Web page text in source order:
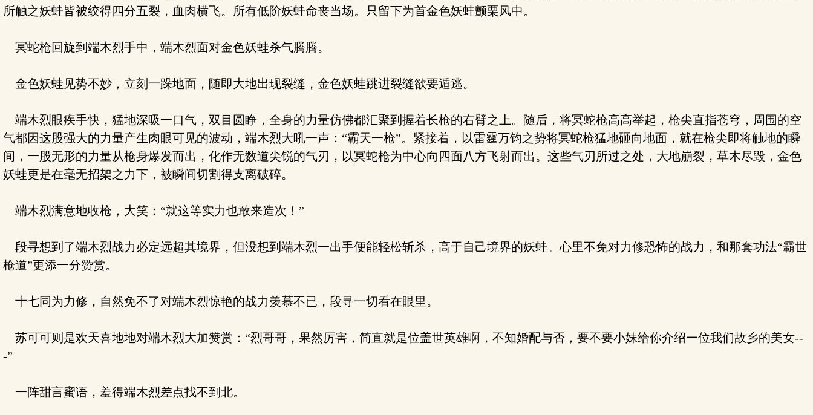
所触之妖蛙皆被绞得四分五裂，血肉横飞。所有低阶妖蛙命丧当场。只留下为首金色妖蛙颤栗风中。
冥蛇枪回旋到端木烈手中，端木烈面对金色妖蛙杀气腾腾。
金色妖蛙见势不妙，立刻一跺地面，随即大地出现裂缝，金色妖蛙跳进裂缝欲要遁逃。
端木烈眼疾手快，猛地深吸一口气，双目圆睁，全身的力量仿佛都汇聚到握着长枪的右臂之上。随后，将冥蛇枪高高举起，枪尖直指苍穹，周围的空
气都因这股强大的力量产生肉眼可见的波动，端木烈大吼一声：“霸天一枪”。紧接着，以雷霆万钧之势将冥蛇枪猛地砸向地面，就在枪尖即将触地的瞬
间，一股无形的力量从枪身爆发而出，化作无数道尖锐的气刃，以冥蛇枪为中心向四面八方飞射而出。这些气刃所过之处，大地崩裂，草木尽毁，金色
妖蛙更是在毫无招架之力下，被瞬间切割得支离破碎。
端木烈满意地收枪，大笑：“就这等实力也敢来造次！”
段寻想到了端木烈战力必定远超其境界，但没想到端木烈一出手便能轻松斩杀，高于自己境界的妖蛙。心里不免对力修恐怖的战力，和那套功法“霸世
枪道”更添一分赞赏。
十七同为力修，自然免不了对端木烈惊艳的战力羡慕不已，段寻一切看在眼里。
苏可可则是欢天喜地地对端木烈大加赞赏：“烈哥哥，果然厉害，简直就是位盖世英雄啊，不知婚配与否，要不要小妹给你介绍一位我们故乡的美女--
-”
一阵甜言蜜语，羞得端木烈差点找不到北。